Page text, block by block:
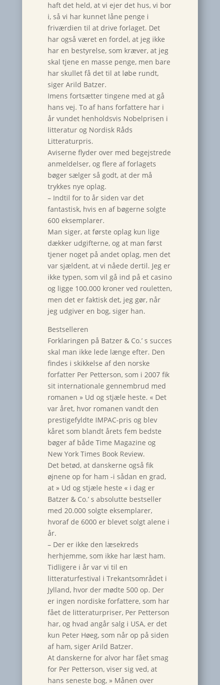
haft det held, at vi ejer det hus, vi bor
i, så vi har kunnet låne penge i
friværdien til at drive forlaget. Det
har også været en fordel, at jeg ikke
har en bestyrelse, som kræver, at jeg
skal tjene en masse penge, men bare
har skullet få det til at løbe rundt,
siger Arild Batzer.
Imens fortsætter tingene med at gå
hans vej. To af hans forfattere har i
år vundet henholdsvis Nobelprisen i
litteratur og Nordisk Råds
Litteraturpris.
Aviserne flyder over med begejstrede
anmeldelser, og flere af forlagets
bøger sælger så godt, at der må
trykkes nye oplag.
– Indtil for to år siden var det
fantastisk, hvis en af bøgerne solgte
600 eksemplarer.
Man siger, at første oplag kun lige
dækker udgifterne, og at man først
tjener noget på andet oplag, men det
var sjældent, at vi nåede dertil. Jeg er
ikke typen, som vil gå ind på et casino
og ligge 100.000 kroner ved rouletten,
men det er faktisk det, jeg gør, når
jeg udgiver en bog, siger han.
Bestselleren
Forklaringen på Batzer & Co.’ s succes
skal man ikke lede længe efter. Den
findes i skikkelse af den norske
forfatter Per Petterson, som i 2007 fik
sit internationale gennembrud med
romanen » Ud og stjæle heste. « Det
var året, hvor romanen vandt den
prestigefyldte IMPAC-pris og blev
kåret som blandt årets fem bedste
bøger af både Time Magazine og
New York Times Book Review.
Det betød, at danskerne også fik
øjnene op for ham -i sådan en grad,
at » Ud og stjæle heste « i dag er
Batzer & Co.’ s absolutte bestseller
med 20.000 solgte eksemplarer,
hvoraf de 6000 er blevet solgt alene i
år.
– Der er ikke den læsekreds
herhjemme, som ikke har læst ham.
Tidligere i år var vi til en
litteraturfestival i Trekantsområdet i
Jylland, hvor der mødte 500 op. Der
er ingen nordiske forfattere, som har
fået de litteraturpriser, Per Petterson
har, og hvad angår salg i USA, er det
kun Peter Høeg, som når op på siden
af ham, siger Arild Batzer.
At danskerne for alvor har fået smag
for Per Petterson, viser sig ved, at
hans seneste bog, » Månen over